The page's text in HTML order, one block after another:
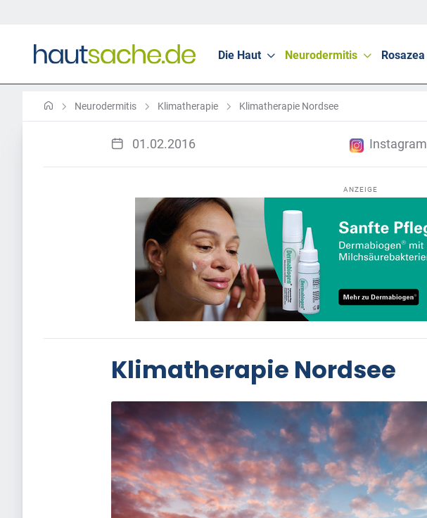
Die Haut Neurodermitis Rosazea
Neurodermitis Klimatherapie Klimatherapie Nordsee
01.02.2016 Instagram
ANZEIGE
Klimatherapie Nordsee